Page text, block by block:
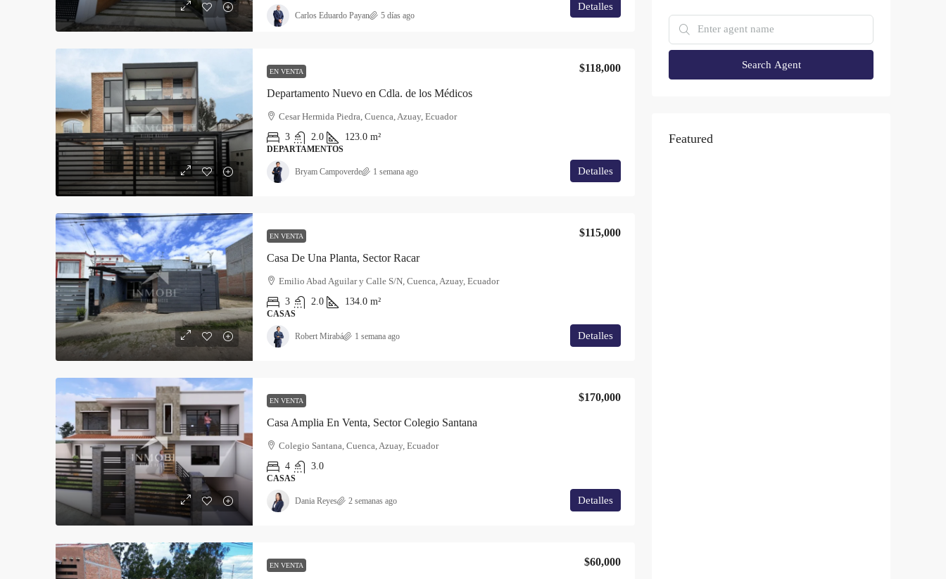
Detalles
Carlos Eduardo Payan 5 días ago
EN VENTA
Departamento Nuevo en Cdla. de los Médicos
$118,000
Cesar Hermida Piedra, Cuenca, Azuay, Ecuador
3
2.0 123.0 m²
DEPARTAMENTOS
Detalles
Bryam Campoverde 1 semana ago
EN VENTA
Casa De Una Planta, Sector Racar
$115,000
Emilio Abad Aguilar y Calle S/N, Cuenca, Azuay, Ecuador
3
2.0 134.0 m²
CASAS
Detalles
Robert Mirabá 1 semana ago
EN VENTA
Casa Amplia En Venta, Sector Colegio Santana
$170,000
Colegio Santana, Cuenca, Azuay, Ecuador
4
3.0
CASAS
Detalles
Dania Reyes 2 semanas ago
EN VENTA $60,000
Search Agent
Featured